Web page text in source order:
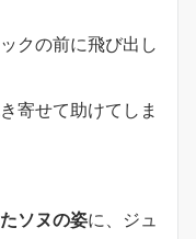
クの前に飛び出し
寄せて助けてしま
ソヌの姿に、ジュ